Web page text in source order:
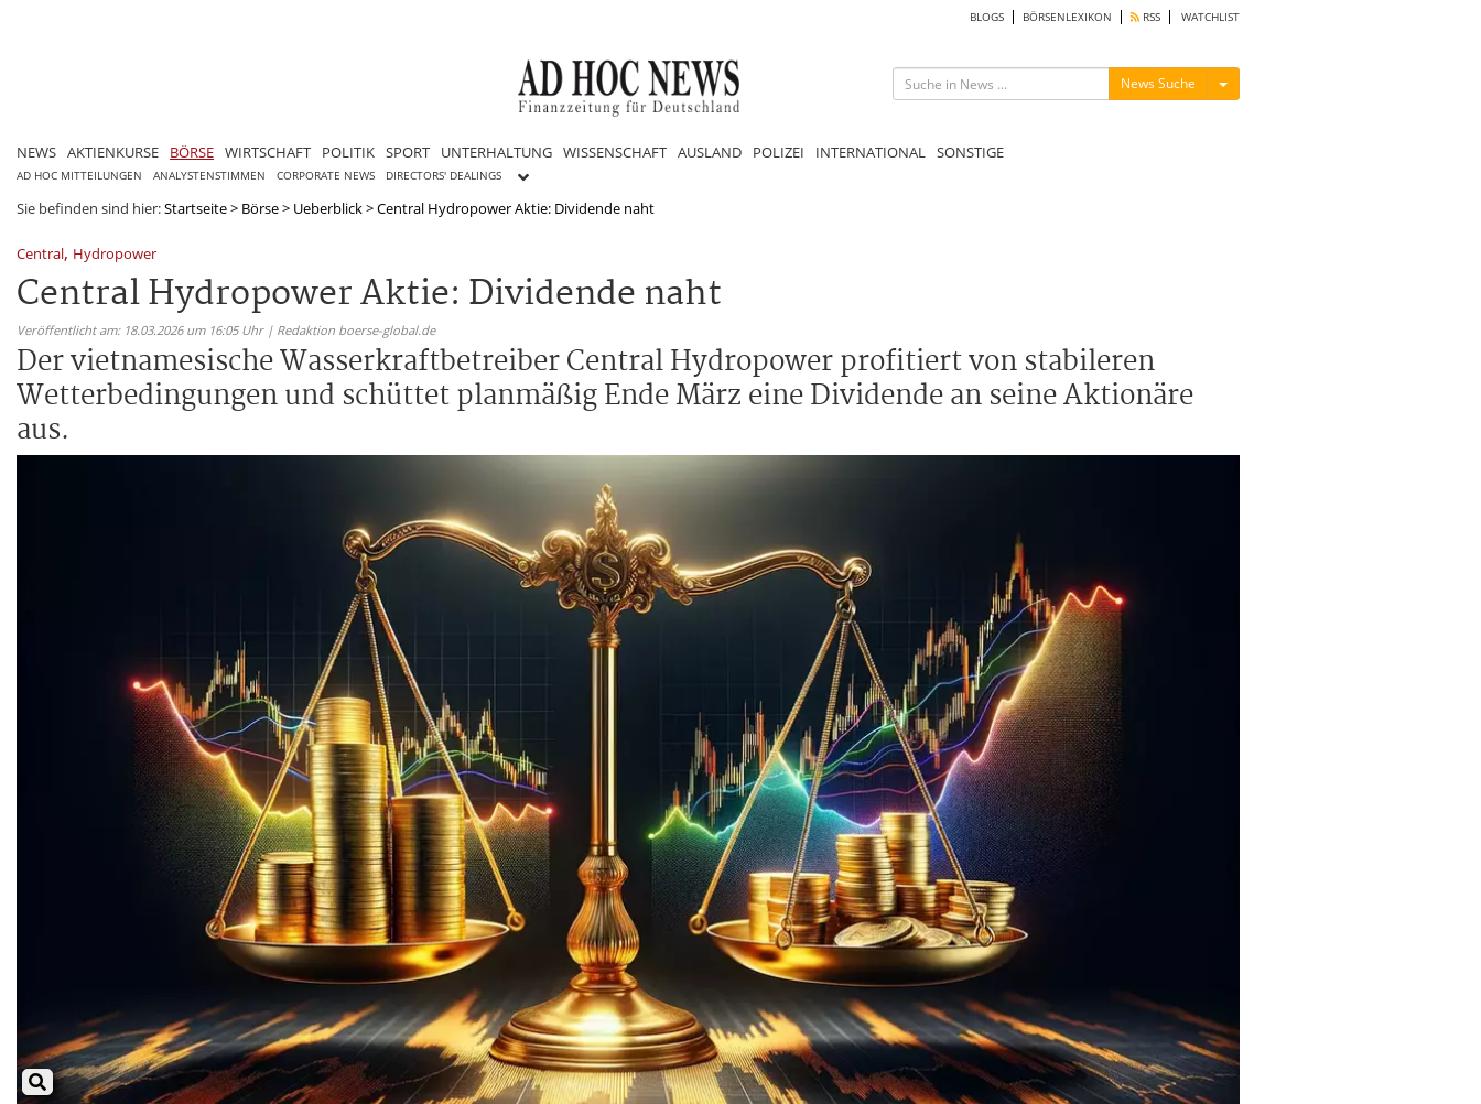
BLOGS BÖRSENLEXIKON RSS WATCHLIST
News Suche Menü ein-/ausblenden
NEWS AKTIENKURSE BÖRSE WIRTSCHAFT POLITIK SPORT UNTERHALTUNG WISSENSCHAFT AUSLAND POLIZEI INTERNATIONAL SONSTIGE
AD HOC MITTEILUNGEN ANALYSTENSTIMMEN CORPORATE NEWS DIRECTORS' DEALINGS
Sie befinden sind hier:Startseite> Börse> Ueberblick>Central Hydropower Aktie: Dividende naht
Central, Hydropower
Central Hydropower Aktie: Dividende naht
Veröffentlicht am: 18.03.2026 um 16:05 Uhr | Redaktion boerse-global.de
Der vietnamesische Wasserkraftbetreiber Central Hydropower profitiert von stabileren
Wetterbedingungen und schüttet planmäßig Ende März eine Dividende an seine Aktionäre
aus.